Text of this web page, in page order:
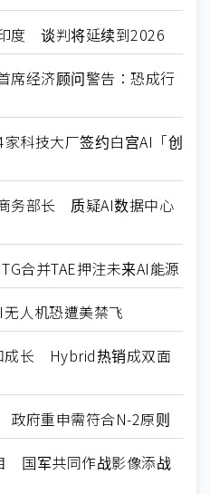
度 谈判将延续到2026
经济顾问警告：恐成行
科技大厂签约白宫AI「创
务部长 质疑AI数据中心
合并TAE押注未来AI能源
人机恐遭美禁飞
成长 Hybrid热销成双面
府重申需符合N-2原则
国军共同作战影像添战